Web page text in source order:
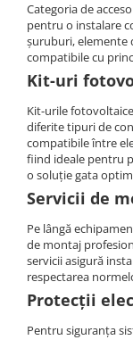
Cabluri
Cabluri
ecranate
Categoria de
pentru o instalare
șuruburi, elemente
compatibile cu
Kit-uri
Kit-urile
diferite tipuri de
compatibile între
fiind ideale pentru
o soluție gata
Servicii de
Pe lângă
de montaj
servicii asigură
respectarea
Protecții
Pentru siguranța